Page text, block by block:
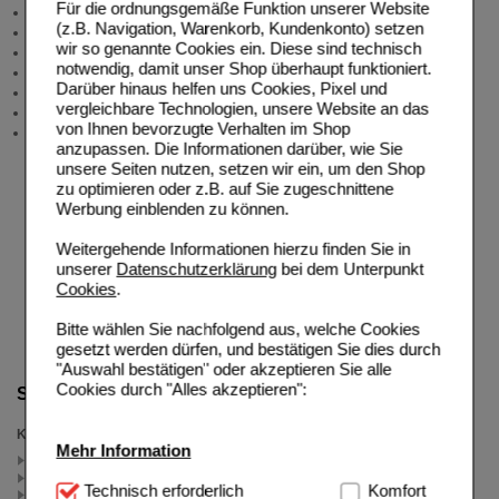
Für die ordnungsgemäße Funktion unserer Website
(z.B. Navigation, Warenkorb, Kundenkonto) setzen
wir so genannte Cookies ein. Diese sind technisch
notwendig, damit unser Shop überhaupt funktioniert.
Darüber hinaus helfen uns Cookies, Pixel und
vergleichbare Technologien, unsere Website an das
von Ihnen bevorzugte Verhalten im Shop
anzupassen. Die Informationen darüber, wie Sie
unsere Seiten nutzen, setzen wir ein, um den Shop
zu optimieren oder z.B. auf Sie zugeschnittene
Werbung einblenden zu können.
Weitergehende Informationen hierzu finden Sie in
unserer Datenschutzerklärungbei dem Unterpunkt
Cookies.
Bitte wählen Sie nachfolgend aus, welche Cookies
gesetzt werden dürfen, und bestätigen Sie dies durch
"Auswahl bestätigen" oder akzeptieren Sie alle
Cookies durch "Alles akzeptieren":
Mehr Information
Technisch Notwendig:Hierbei handelt es sich um
Technisch erforderlich Komfort
Suche verfeinern
Kategorien
Eucerin 20 %25 Rabattcode (9)
eucerin5 (7)
Produktberatung
Meldung Arzneimittelrisiken
Zuzahlungsfreie Arzneien
Angebote & Downloads
Newsletter
Neukundenprämie
Stellenangebote